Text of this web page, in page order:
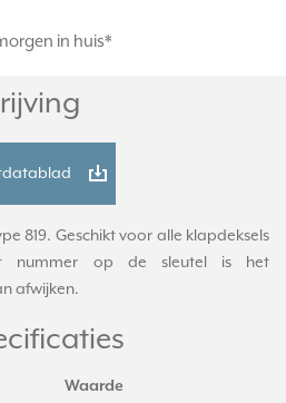
in huis*
819. Geschikt voor alle klapdeksels
nummer op de sleutel is het
afwijken.
Waarde